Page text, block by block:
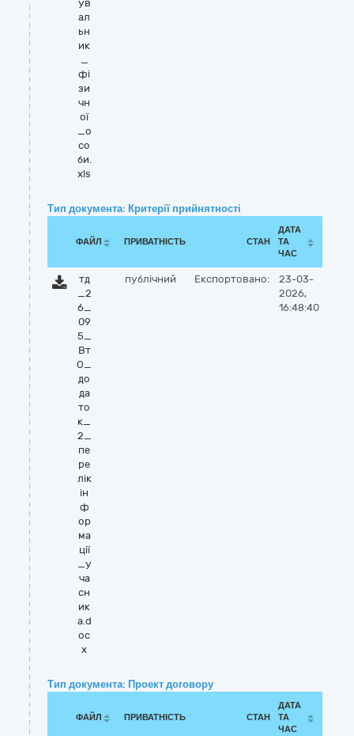
ув
ал
ьн
ик
_
фі
зи
чн
ої
_о
со
би.
xls
Тип документа: Критерії прийнятності
ФАЙЛ ПРИВАТНІСТЬ СТАН
ДАТА
ТА
ЧАС
тд
_2
6_
09
5_
Вт
О_
до
да
то
к_
2_
пе
ре
лік
ін
ф
ор
ма
ції
_у
ча
сн
ик
а.d
oc
x
публічний Експортовано:
23-03-
2026,
16:48:40
Тип документа: Проект договору
ФАЙЛ ПРИВАТНІСТЬ СТАН
ДАТА
ТА
ЧАС